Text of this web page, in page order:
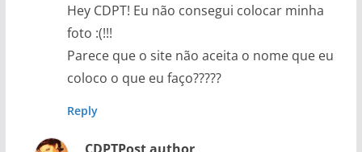
Hey CDPT! Eu não consegui colocar minha
foto :(!!!
Parece que o site não aceita o nome que eu
coloco o que eu faço?????
Reply